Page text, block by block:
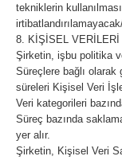
tekniklerin
8. KİŞİSEL VERİLERİ
Şirketin, işbu politika
Süreçlere bağlı
süreleri Kişisel Veri
Veri kategorileri
Süreç bazında
yer alır.
Şirketin, Kişisel Veri